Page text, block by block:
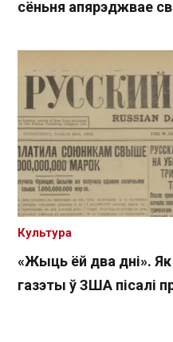
сёньня апярэджвае
«Жыць ёй два дні». Як
газэты ў ЗША пісалі
Культура